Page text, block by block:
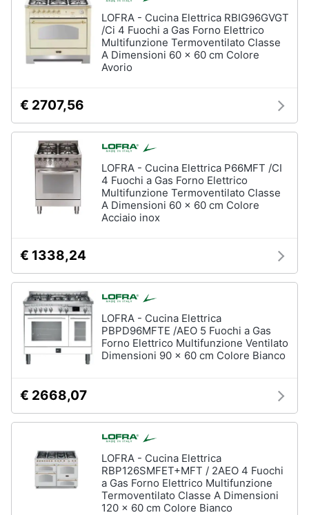
LOFRA - Cucina Elettrica RBIG96GVGT
/Ci 4 Fuochi a Gas Forno Elettrico
Multifunzione Termoventilato Classe
A Dimensioni 60 x 60 cm Colore
Avorio
€ 2707,56
LOFRA - Cucina Elettrica P66MFT /CI
4 Fuochi a Gas Forno Elettrico
Multifunzione Termoventilato Classe
A Dimensioni 60 x 60 cm Colore
Acciaio inox
€ 1338,24
LOFRA - Cucina Elettrica
PBPD96MFTE /AEO 5 Fuochi a Gas
Forno Elettrico Multifunzione Ventilato
Dimensioni 90 x 60 cm Colore Bianco
€ 2668,07
LOFRA - Cucina Elettrica
RBP126SMFET+MFT / 2AEO 4 Fuochi
a Gas Forno Elettrico Multifunzione
Termoventilato Classe A Dimensioni
120 x 60 cm Colore Bianco